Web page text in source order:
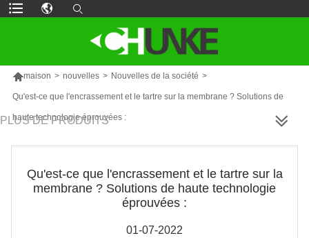
maison > nouvelles > Nouvelles de la société >
Qu'est-ce que l'encrassement et le tartre sur la membrane ? Solutions de
haute technologie éprouvées :
PLUS DE PRODUITS
Qu'est-ce que l'encrassement et le tartre sur la
membrane ? Solutions de haute technologie
éprouvées :
01-07-2022